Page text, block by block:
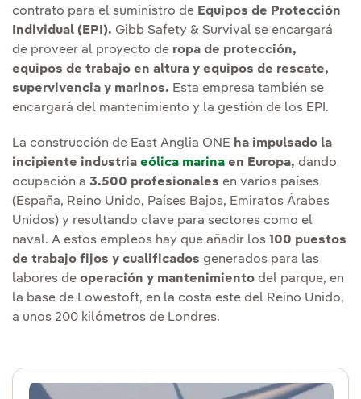
contrato para el suministro de Equipos de Protección
Individual (EPI). Gibb Safety & Survival se encargará
de proveer al proyecto de ropa de protección,
equipos de trabajo en altura y equipos de rescate,
supervivencia y marinos. Esta empresa también se
encargará del mantenimiento y la gestión de los EPI.
La construcción de East Anglia ONE ha impulsado la
incipiente industria eólica marina en Europa, dando
ocupación a 3.500 profesionales en varios países
(España, Reino Unido, Países Bajos, Emiratos Árabes
Unidos) y resultando clave para sectores como el
naval. A estos empleos hay que añadir los 100 puestos
de trabajo fijos y cualificados generados para las
labores de operación y mantenimiento del parque, en
la base de Lowestoft, en la costa este del Reino Unido,
a unos 200 kilómetros de Londres.